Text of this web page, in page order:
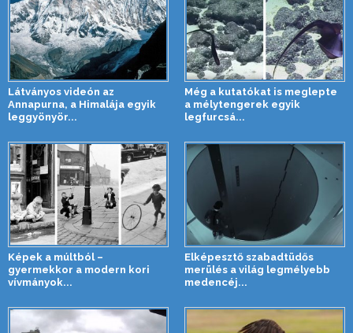
Látványos videón az
Annapurna, a Himalája egyik
leggyönyör...
Még a kutatókat is meglepte
a mélytengerek egyik
legfurcsá...
Képek a múltból –
gyermekkor a modern kori
vívmányok...
Elképesztő szabadtüdős
merülés a világ legmélyebb
medencéj...